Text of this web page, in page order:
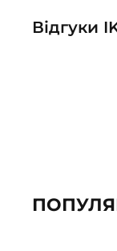
Відгуки